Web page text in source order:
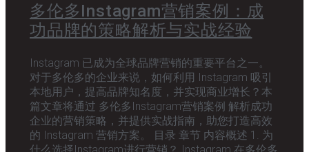
多伦多Instagram营销案例：成
功品牌的策略解析与实战经验
Instagram 已成为全球品牌营销的重要平台之一。
对于多伦多的企业来说，如何利用 Instagram 吸引
本地用户，提高品牌知名度，并实现商业增长？本
篇文章将通过 多伦多Instagram营销案例 解析成功
企业的营销策略，并提供实战指南，助您打造高效
的 Instagram 营销方案。 目录 章节 内容概述 1. 为